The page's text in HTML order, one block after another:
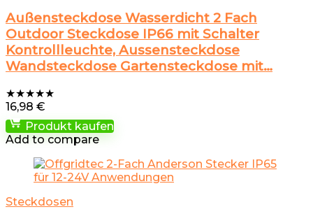
Außensteckdose Wasserdicht 2 Fach
Outdoor Steckdose IP66 mit Schalter
Kontrollleuchte, Aussensteckdose
Wandsteckdose Gartensteckdose mit…
★★★★★
16,98 €
Produkt kaufen
Add to compare
Steckdosen